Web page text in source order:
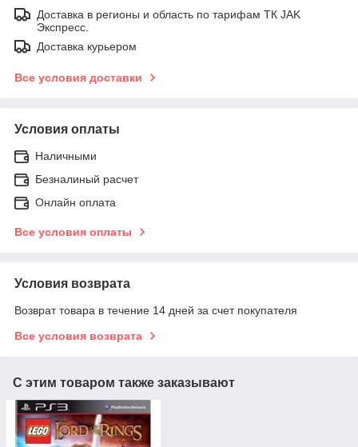
Доставка в регионы и область по тарифам ТК JAK
Экспресс.
Доставка курьером
Все условия доставки
Условия оплаты
Наличными
Безналиный расчет
Онлайн оплата
Все условия оплаты
Условия возврата
Возврат товара в течение 14 дней за счет покупателя
Все условия возврата
С этим товаром также заказывают